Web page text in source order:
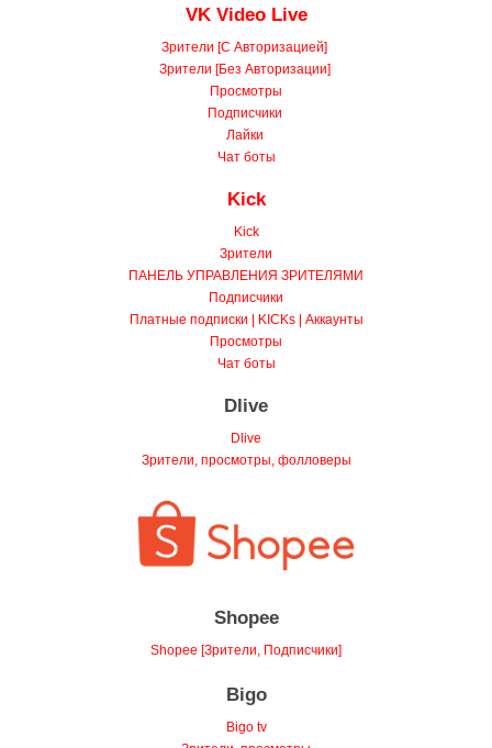
Зрители [С Авторизацией]
Зрители [Без Авторизации]
Просмотры
Подписчики
Лайки
Kick
Зрители
ПАНЕЛЬ УПРАВЛЕНИЯ ЗРИТЕЛЯМИ
Подписчики
Платные подписки | KICKs | Аккаунты
Просмотры
Dlive
Shopee
Bigo